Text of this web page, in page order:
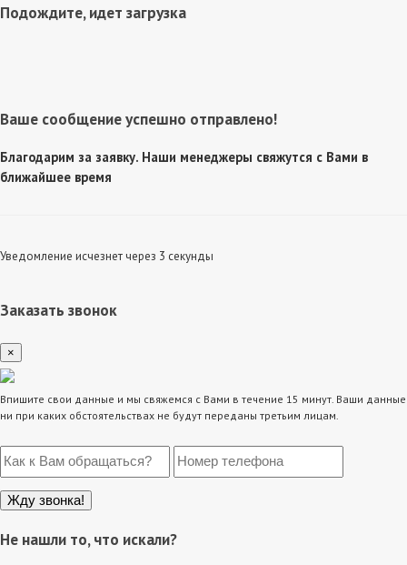
Подождите, идет загрузка
Ваше сообщение успешно отправлено!
Благодарим за заявку. Наши менеджеры свяжутся с Вами в
ближайшее время
Уведомление исчезнет через 3 секунды
Заказать звонок
×
Впишите свои данные и мы свяжемся с Вами в течение 15 минут. Ваши данные
ни при каких обстоятельствах не будут переданы третьим лицам.
Не нашли то, что искали?